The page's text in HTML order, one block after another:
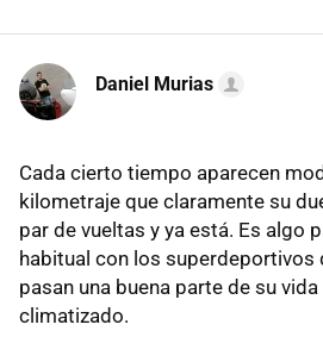
Daniel Murias
Cada cierto tiempo aparecen
kilometraje que claramente su
par de vueltas y ya está. Es algo
habitual con los superdeportivos
pasan una buena parte de su
climatizado.